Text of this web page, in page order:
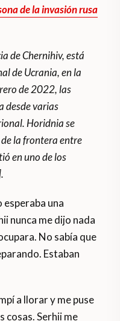
de la invasión rusa
de Chernihiv, está
de Ucrania, en la
de 2022, las
desde varias
Horidnia se
la frontera entre
en uno de los
esperaba una
nunca me dijo nada
No sabía que
Estaban
a llorar y me puse
cosas. Serhii me